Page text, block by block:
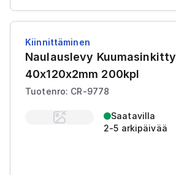
Kiinnittäminen
Naulauslevy Kuumasinkitty
40x120x2mm 200kpl
Tuotenro: CR-9778
Saatavilla
2-5 arkipäivää